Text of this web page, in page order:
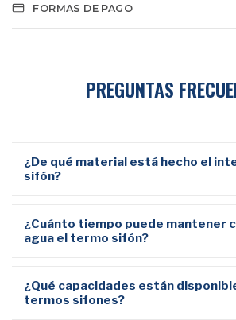
FORMAS DE PAGO
PREGUNTAS
¿De qué material está hecho el
sifón?
¿Cuánto tiempo puede mantener
agua el termo sifón?
¿Qué capacidades están
termos sifones?